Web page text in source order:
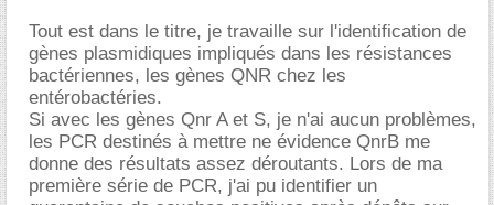
Tout est dans le titre, je travaille sur l'identification de
gènes plasmidiques impliqués dans les résistances
bactériennes, les gènes QNR chez les
entérobactéries.
Si avec les gènes Qnr A et S, je n'ai aucun problèmes,
les PCR destinés à mettre ne évidence QnrB me
donne des résultats assez déroutants. Lors de ma
première série de PCR, j'ai pu identifier un